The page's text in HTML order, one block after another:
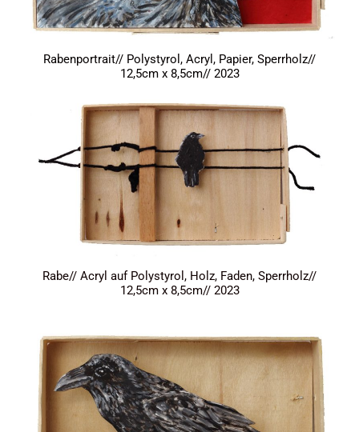
Rabenportrait// Polystyrol, Acryl, Papier, Sperrholz//
12,5cm x 8,5cm// 2023
Rabe// Acryl auf Polystyrol, Holz, Faden, Sperrholz//
12,5cm x 8,5cm// 2023